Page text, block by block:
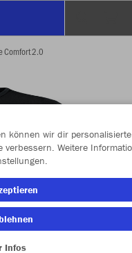
Comfort 2.0
können wir dir personalisierte
Weitere
Infos